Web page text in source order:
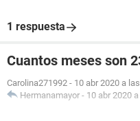
1 respuesta
Cuantos meses son
Carolina271992 - 10 abr 2020 a
Hermanamayor - 10 abr 2020